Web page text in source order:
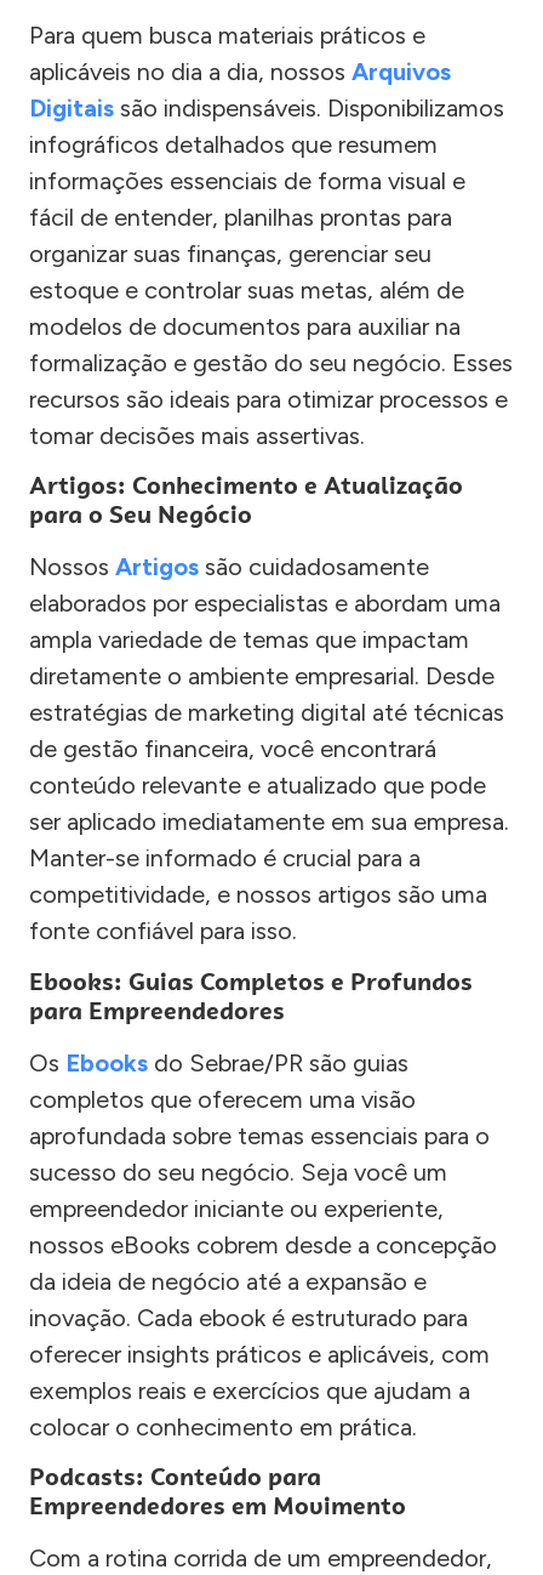
Para quem busca materiais práticos e
aplicáveis no dia a dia, nossos Arquivos
Digitais são indispensáveis. Disponibilizamos
infográficos detalhados que resumem
informações essenciais de forma visual e
fácil de entender, planilhas prontas para
organizar suas finanças, gerenciar seu
estoque e controlar suas metas, além de
modelos de documentos para auxiliar na
formalização e gestão do seu negócio. Esses
recursos são ideais para otimizar processos e
tomar decisões mais assertivas.
Artigos: Conhecimento e Atualização
para o Seu Negócio
Nossos Artigos são cuidadosamente
elaborados por especialistas e abordam uma
ampla variedade de temas que impactam
diretamente o ambiente empresarial. Desde
estratégias de marketing digital até técnicas
de gestão financeira, você encontrará
conteúdo relevante e atualizado que pode
ser aplicado imediatamente em sua empresa.
Manter-se informado é crucial para a
competitividade, e nossos artigos são uma
fonte confiável para isso.
Ebooks: Guias Completos e Profundos
para Empreendedores
Os Ebooks do Sebrae/PR são guias
completos que oferecem uma visão
aprofundada sobre temas essenciais para o
sucesso do seu negócio. Seja você um
empreendedor iniciante ou experiente,
nossos eBooks cobrem desde a concepção
da ideia de negócio até a expansão e
inovação. Cada ebook é estruturado para
oferecer insights práticos e aplicáveis, com
exemplos reais e exercícios que ajudam a
colocar o conhecimento em prática.
Podcasts: Conteúdo para
Empreendedores em Movimento
Com a rotina corrida de um empreendedor,